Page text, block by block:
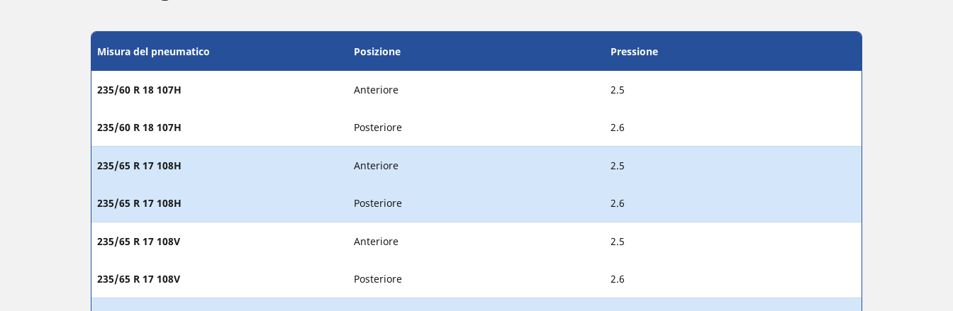
Misura del pneumatico Posizione Pressione
235/60 R 18 107H Anteriore 2.5
235/60 R 18 107H Posteriore 2.6
235/65 R 17 108H Anteriore 2.5
235/65 R 17 108H Posteriore 2.6
235/65 R 17 108V Anteriore 2.5
235/65 R 17 108V Posteriore 2.6